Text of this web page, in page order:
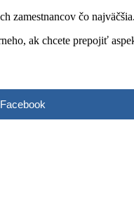
zamestnancov čo najväčšia.
ak chcete prepojiť